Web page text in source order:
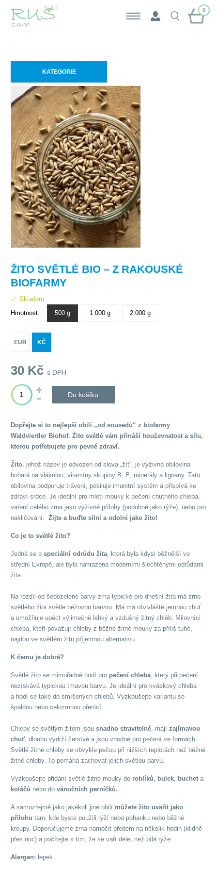
0
KATEGORIE
ŽITO SVĚTLÉ BIO – Z RAKOUSKÉ
BIOFARMY
Skladem
Hmotnost:
500 g 1 000 g 2 000 g
EUR KČ
30 Kčs DPH
Do košíku
Dopřejte si to nejlepší obilí „od sousedů“ z biofarmy
Waldviertler Biohof. Žito světlé vám přináší houževnatost a sílu,
kterou potřebujete pro pevné zdraví.
Žito, jehož název je odvozen od slova „žít“, je výživná obilovina
bohatá na vlákninu, vitamíny skupiny B, E, minerály a lignany. Tato
obilovina podporuje trávení, posiluje imunitní systém a přispívá ke
zdraví srdce. Je ideální pro mletí mouky k pečení chutného chleba,
vaření celého zrna jako výživné přílohy (podobně jako rýže), nebo pro
nakličování.Žijte a buďte silní a odolní jako žito!
Co je to světlé žito?
Jedná se o speciální odrůdu žita, která byla kdysi běžnější ve
střední Evropě, ale byla nahrazena moderními šlechtěnými odrůdami
žita.
Na rozdíl od šedozelené barvy zrna typické pro dnešní žita má zrno
světlého žita světle béžovou barvou. Má má obzvláště jemnou chuť
a umožňuje upéct výjimečně lehký a vzdušný žitný chléb. Milovníci
chleba, kteří považují chleby z běžné žitné mouky za příliš tuhé,
najdou ve světlém žitu příjemnou alternativu.
K čemu je dobré?
Světlé žito se mimořádně hodí pro pečení chleba, který při pečení
nezískává typickou tmavou barvu. Je ideální pro kváskový chleba
a hodí se také do smíšených chlebů. Vyzkoušejte variantu se
špaldou nebo celozrnnou přenicí.
Chleby se světlým žitem jsou snadno stravitelné, majízajímavou
chuť, dlouho vydrží čerstvé a jsou vhodné pro pečení ve formách.
Světlé žitné chleby se obvykle pečou při nižších teplotách než běžné
žitné chleby. To pomáhá zachovat jejich světlou barvu.
Vyzkoušejte přidání světlé žitné mouky do rohlíků, bulek, bucheta
koláčů nebo do vánočních perníčků.
A samozřejmě jako jakékoli jiné obilí můžete žito uvařit jako
přílohu tam, kde byste použili rýži nebo pohanku nebo běžné
kroupy. Doporučujeme zrna namočit předem na několik hodin (klidně
přes noc) a počítejte s tím, že se vaří déle, než bílá rýže.
Alergen: lepek